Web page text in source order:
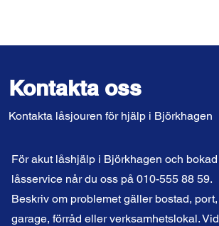
Kontakta oss
Kontakta låsjouren för hjälp i Björkhagen
För akut låshjälp i Björkhagen och bokad
låsservice når du oss på 010-555 88 59.
Beskriv om problemet gäller bostad, port,
garage, förråd eller verksamhetslokal. Vid